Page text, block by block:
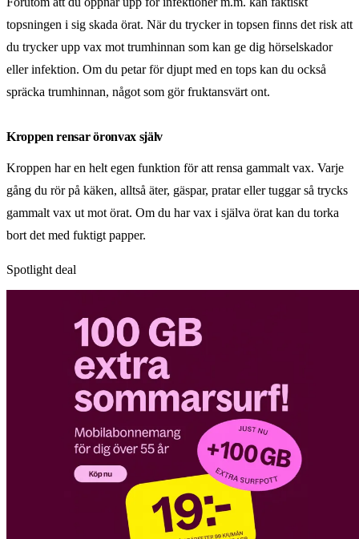
topsningen i sig skada örat. När du trycker in topsen finns det risk att
du trycker upp vax mot trumhinnan som kan ge dig hörselskador
eller infektion. Om du petar för djupt med en tops kan du också
spräcka trumhinnan, något som gör fruktansvärt ont.
Kroppen rensar öronvax själv
Kroppen har en helt egen funktion för att rensa gammalt vax. Varje
gång du rör på käken, alltså äter, gäspar, pratar eller tuggar så trycks
gammalt vax ut mot örat. Om du har vax i själva örat kan du torka
bort det med fuktigt papper.
Spotlight deal